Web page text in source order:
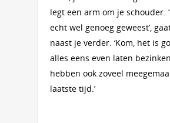
legt een arm om je schouder.
echt wel genoeg geweest’,
naast je verder. ‘Kom, het is
alles eens even laten
hebben ook zoveel
laatste tijd.’